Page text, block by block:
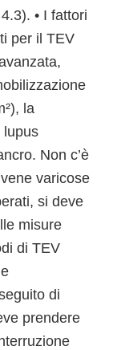
• I fattori
per il TEV
la
lupus
Non c’è
varicose
si deve
misure
di TEV
di
prendere